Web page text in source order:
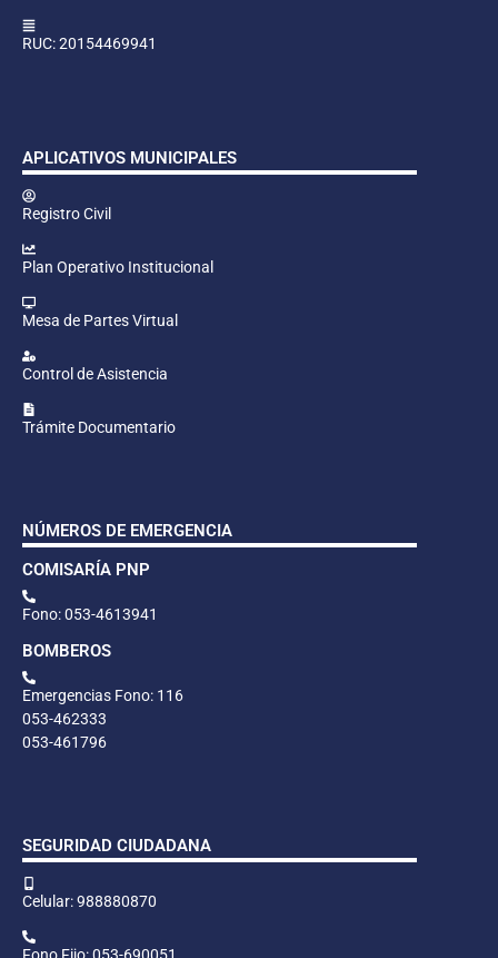
RUC: 20154469941
APLICATIVOS MUNICIPALES
Registro Civil
Plan Operativo Institucional
Mesa de Partes Virtual
Control de Asistencia
Trámite Documentario
NÚMEROS DE EMERGENCIA
COMISARÍA PNP
Fono: 053-4613941
BOMBEROS
Emergencias Fono: 116
053-462333
053-461796
SEGURIDAD CIUDADANA
Celular: 988880870
Fono Fijo: 053-690051